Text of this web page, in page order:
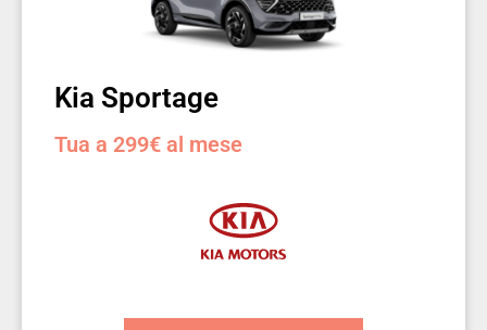
Kia Sportage
Tua a 299€ al mese